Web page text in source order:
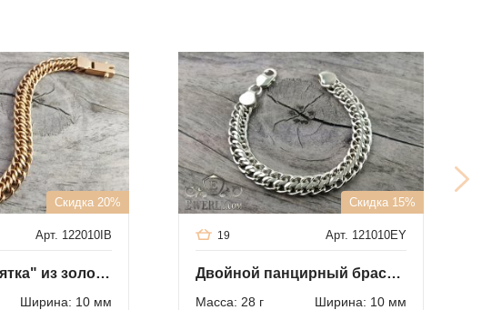
Скидка 20%
Арт. 122010IB
Браслет "Десятка" из золота 585 пробы
Ширина: 10 мм
Скидка 15%
Арт. 121010EY
19
Двойной панцирный браслет из серебра на руку
Масса: 28 г
Ширина: 10 мм